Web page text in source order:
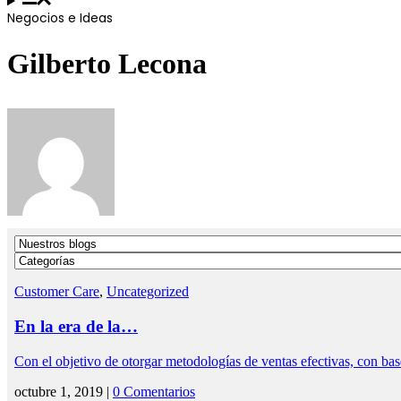
Negocios e Ideas
Gilberto Lecona
Customer Care, Uncategorized
En la era de la…
Con el objetivo de otorgar metodologías de ventas efectivas, con
octubre 1, 2019 | 0 Comentarios